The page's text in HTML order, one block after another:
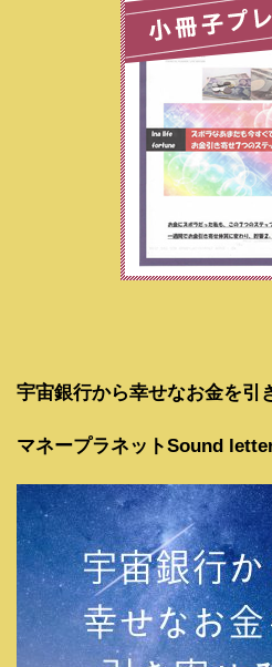
宇宙銀行から幸せなお金を引
マネープラネットSound